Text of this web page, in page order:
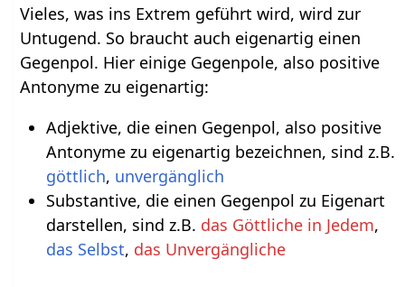
Vieles, was ins Extrem geführt wird, wird zur
Untugend. So braucht auch eigenartig einen
Gegenpol. Hier einige Gegenpole, also positive
Antonyme zu eigenartig:
Adjektive, die einen Gegenpol, also positive
Antonyme zu eigenartig bezeichnen, sind z.B.
göttlich, unvergänglich
Substantive, die einen Gegenpol zu Eigenart
darstellen, sind z.B. das Göttliche in Jedem,
das Selbst, das Unvergängliche